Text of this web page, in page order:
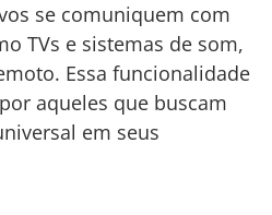
se comuniquem com
TVs e sistemas de som,
Essa funcionalidade
aqueles que buscam
em seus